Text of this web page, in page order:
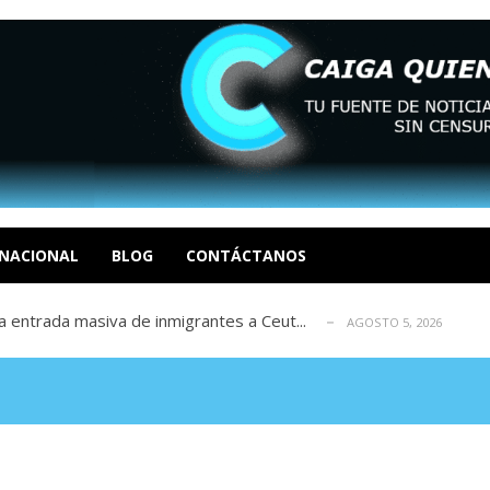
BLOG CONTÁCTANOS
I por la libertad inmediata de l... AGOSTO 5, 2026
revisión de su solicitud de l... AGOSTO 5, 2026
según ONG AGOSTO 5, 2026
entrada masiva de inmigrantes a Ceut...
La tragedia de Venezuela no admi... AGOSTO 5, 2026
I por la libertad inmediata de l... AGOSTO 5, 2026
revisión de su solicitud de l...
según ONG AGOSTO 5, 2026